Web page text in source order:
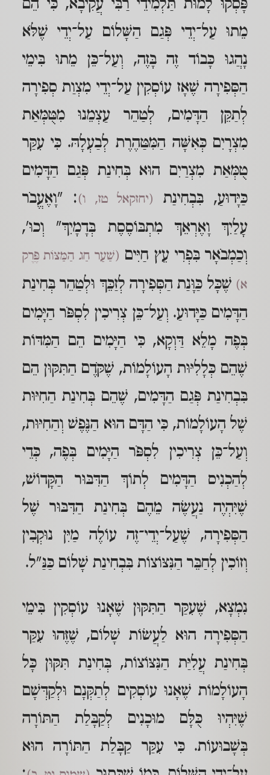
פָּסְקוּ לָמוּת תַּלְמִידֵי רַבִּי עֲקִיבָא, כִּי הֵם
מֵתוּ עַל־יְדֵי פְּגַם הַשָּׁלוֹם עַל־יְדֵי שֶׁלֹּא
נָהֲגוּ כָּבוֹד זֶה בָּזֶה, וְעַל־כֵּן מֵתוּ בִּימֵי
הַסְּפִירָה שֶׁאָז עוֹסְקִין עַל־יְדֵי מִצְוַת סְפִירָה
לְתַקֵּן הַדָּמִים, לְטַהֵר עַצְמֵנוּ מִטֻּמְּאַת
מִצְרָיִם כְּאִשָּׁה הַמִּטַּהֶרֶת לְבַעְלָהּ. כִּי עִקַּר
טֻמְּאַת מִצְרַיִם הוּא בְּחִינַת פְּגַם הַדָּמִים
כַּיָּדוּעַ, בִּבְחִינַת
(יחזקאל טז, ו): "וָאֶעֱבֹר
עָלַיִךְ וָאֶרְאֵךְ מִתְבּוֹסֶסֶת בְּדָמָיִךְ" וְכוּ',
וְכַמְבֹאָר בִּפְרִי עֵץ חַיִּים (שַׁעַר חַג הַמַּצּוֹת פֶּרֶק
א) שֶׁכָּל כַּוָּנַת הַסְּפִירָה לְזַכֵּךְ וּלְטַהֵר בְּחִינַת
הַדָּמִים כַּיָּדוּעַ. וְעַל־כֵּן צְרִיכִין לִסְפֹּר הַיָּמִים
בְּפֶה מָלֵא דַּוְקָא, כִּי הַיָּמִים הֵם הַמִּדּוֹת
שֶׁהֵם כְּלָלִיּוּת הָעוֹלָמוֹת, שֶׁקֹּדֶם הַתִּקּוּן הֵם
בִּבְחִינַת פְּגַם הַדָּמִים, שֶׁהֵם בְּחִינַת הַחִיּוּת
שֶׁל הָעוֹלָמוֹת, כִּי הַדָּם הוּא הַנֶּפֶשׁ וְהַחִיּוּת,
וְעַל־כֵּן צְרִיכִין לִסְפֹּר הַיָּמִים בְּפֶה, כְּדֵי
לְהַכְנִיס הַדָּמִים לְתוֹךְ הַדִּבּוּר הַקָּדוֹשׁ,
שֶׁיִּהְיֶה נַעֲשֶׂה מֵהֶם בְּחִינַת הַדִּבּוּר שֶׁל
הַסְּפִירָה, שֶׁעַל־יְדֵי־זֶה עוֹלֶה מַיִּן נוּקְבִין
וְזוֹכִין לְחַבֵּר הַנִּצּוֹצוֹת בִּבְחִינַת שָׁלוֹם כַּנַּ"ל.
נִמְצָא, שֶׁעִקַּר הַתִּקּוּן שֶׁאָנוּ עוֹסְקִין בִּימֵי
הַסְּפִירָה הוּא לַעֲשׂוֹת שָׁלוֹם, שֶׁזֶּהוּ עִקַּר
בְּחִינַת עֲלִיַּת הַנִּצּוֹצוֹת, בְּחִינַת תִּקּוּן כָּל
הָעוֹלָמוֹת שֶׁאָנוּ עוֹסְקִים לְתַקְּנָם וּלְקַדְּשָׁם
שֶׁיִּהְיוּ כֻּלָּם מוּכָנִים לְקַבָּלַת הַתּוֹרָה
בְּשָׁבוּעוֹת. כִּי עִקַּר קַבָּלַת הַתּוֹרָה הוּא